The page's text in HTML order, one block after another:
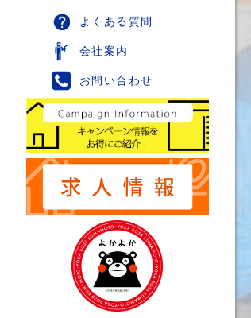
よくある質問
会社案内
お問い合わせ